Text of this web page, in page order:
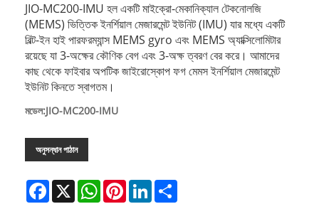
JIO-MC200-IMU হল একটি মাইক্রো-মেকানিক্যাল টেকনোলজি
(MEMS) ভিত্তিক ইনর্শিয়াল মেজারমেন্ট ইউনিট (IMU) যার মধ্যে একটি
বিল্ট-ইন হাই পারফরম্যান্স MEMS gyro এবং MEMS অ্যাক্সিলোমিটার
রয়েছে যা 3-অক্ষের কৌণিক বেগ এবং 3-অক্ষ ত্বরণ বের করে। আমাদের
কাছ থেকে ফাইবার অপটিক জাইরোস্কোপ ফগ মেমস ইনর্শিয়াল মেজারমেন্ট
ইউনিট কিনতে স্বাগতম।
মডেল:JIO-MC200-IMU
অনুসন্ধান পাঠান
Facebook
X WhatsAppPinterestLinkedIn